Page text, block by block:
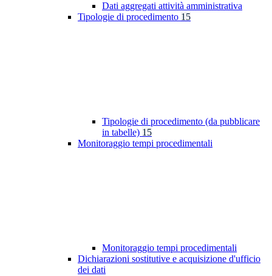
Dati aggregati attività amministrativa
Tipologie di procedimento 15
Tipologie di procedimento (da pubblicare
in tabelle) 15
Monitoraggio tempi procedimentali
Monitoraggio tempi procedimentali
Dichiarazioni sostitutive e acquisizione d'ufficio
dei dati